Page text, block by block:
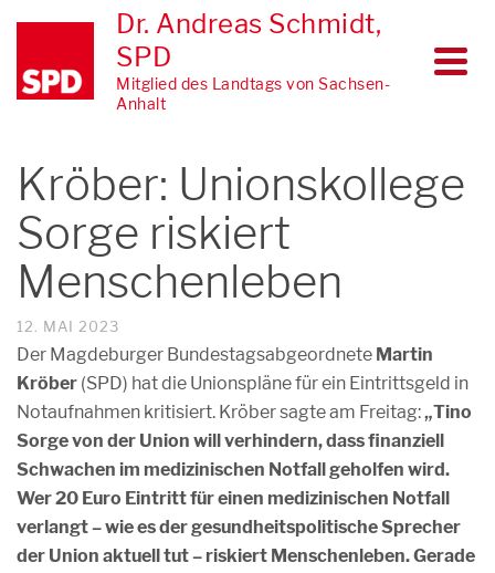
Dr. Andreas Schmidt,
SPD
Mitglied des Landtags von Sachsen-
Anhalt
Kröber: Unionskollege
Sorge riskiert
Menschenleben
12. MAI 2023
Der Magdeburger Bundestagsabgeordnete Martin
Kröber (SPD) hat die Unionspläne für ein Eintrittsgeld in
Notaufnahmen kritisiert. Kröber sagte am Freitag:„Tino
Sorge von der Union will verhindern, dass finanziell
Schwachen im medizinischen Notfall geholfen wird.
Wer 20 Euro Eintritt für einen medizinischen Notfall
verlangt – wie es der gesundheitspolitische Sprecher
der Union aktuell tut – riskiert Menschenleben. Gerade